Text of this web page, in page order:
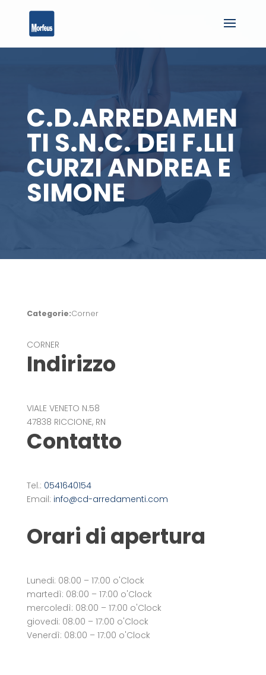
C.D.ARREDAMEN
TI S.N.C. DEI F.LLI
CURZI ANDREA E
SIMONE
Categorie:Corner
CORNER
Indirizzo
VIALE VENETO N.58
47838 RICCIONE, RN
Contatto
Tel.: 0541640154
Email: info@cd-arredamenti.com
Orari di apertura
Lunedi: 08:00 – 17:00 o'Clock
martedì: 08:00 – 17:00 o'Clock
mercoledì: 08:00 – 17:00 o'Clock
giovedi: 08:00 – 17:00 o'Clock
Venerdì: 08:00 – 17:00 o'Clock